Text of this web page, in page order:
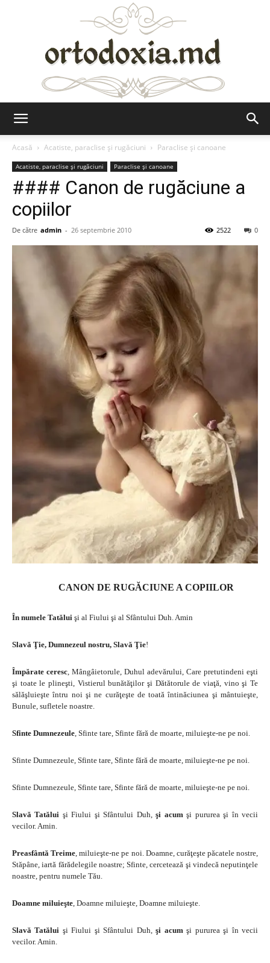
Acasă
Acatiste, paraclise și rugăciuni Paraclise și canoane
Acatiste, paraclise și rugăciuni Paraclise și canoane
#### Canon de rugăciune a
copiilor
De către admin - 26 septembrie 2010 0
2522
CANON DE RUGĂCIUNE A COPIILOR
În numele Tatălui şi al Fiului şi al Sfântului Duh. Amin
Slavă Ţie, Dumnezeul nostru, Slavă Ţie!
Împărate ceresc , Mângâietorule, Duhul adevărului, Care pretutindeni eşti
şi toate le plineşti, Vistierul bunătăţilor şi Dătătorule de viaţă, vino şi Te
sălăşluieşte întru noi şi ne curăţeşte de toată întinăciunea şi mântuieşte,
Bunule, sufletele noastre.
Sfinte Dumnezeule , Sfinte tare, Sfinte fără de moarte, miluieşte-ne pe noi.
Sfinte Dumnezeule, Sfinte tare, Sfinte fără de moarte, miluieşte-ne pe noi.
Sfinte Dumnezeule, Sfinte tare, Sfinte fără de moarte, miluieşte-ne pe noi.
Slavă Tatălui şi Fiului şi Sfântului Duh,şi acum şi pururea şi în vecii
vecilor. Amin.
Preasfântă Treime , miluieşte-ne pe noi. Doamne, curăţeşte păcatele nostre,
Stăpâne, iartă fărădelegile noastre; Sfinte, cercetează şi vindecă neputinţele
noastre, pentru numele Tău.
Doamne miluieşte , Doamne miluieşte, Doamne miluieşte.
Slavă Tatălui şi Fiului şi Sfântului Duh,şi acum şi pururea şi în vecii
vecilor. Amin.